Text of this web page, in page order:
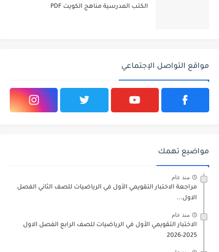
الكتب المدرسية مناهج الكويت PDF
مواقع التواصل الإجتماعي
مواضيع تهمك
منذ عام
مراجعة الاختبار التقويمي الأول في الرياضيات للصف الثاني الفصل
الاول...
منذ عام
الاختبار التقويمي الأول في الرياضيات للصف الرابع الفصل الاول
2025-2026